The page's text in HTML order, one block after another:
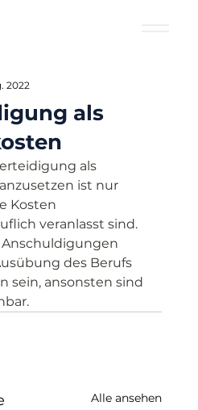
als
2022
als
ist nur
Kosten
veranlasst sind.
des Berufs
sein, ansonsten sind
Alle ansehen